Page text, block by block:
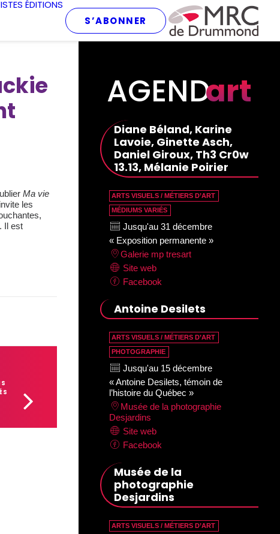
ÉDITIONS
S’ABONNER
Ma vie
les
Il est
AGENDart
Diane Béland, Karine
Lavoie, Ginette Asch,
Daniel Giroux, Th3 Cr0w
13.13, Mélanie Poirier
ARTS VISUELS / MÉTIERS D’ART
MÉDIUMS VARIÉS
Jusqu'au 31 décembre
« Exposition permanente »
Galerie mp tresart
Site web
Facebook
Antoine Desilets
ARTS VISUELS / MÉTIERS D’ART
PHOTOGRAPHIE
Jusqu'au 15 décembre
« Antoine Desilets, témoin de
l’histoire du Québec »
Musée de la photographie
Desjardins
Site web
Facebook
Musée de la
photographie
Desjardins
ARTS VISUELS / MÉTIERS D’ART